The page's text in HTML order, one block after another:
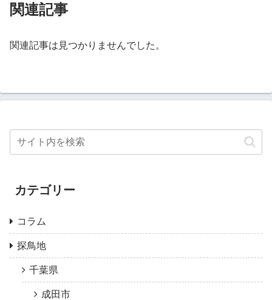
関連記事
関連記事は見つかりませんでした。
カテゴリー
コラム
探鳥地
千葉県
成田市